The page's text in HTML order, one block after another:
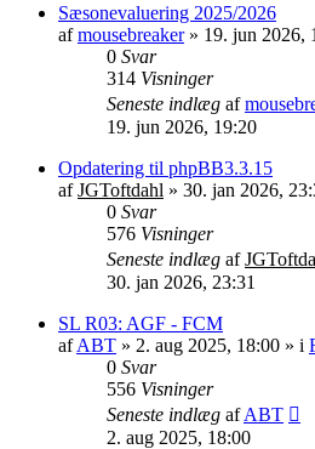
Sæsonevaluering 2025/2026
afmousebreaker» 19. jun 2026,
0 Svar
314 Visninger
Seneste indlæg af
19. jun 2026, 19:20
Opdatering til phpBB3.3.15
afJGToftdahl » 30. jan 2026,
0 Svar
576 Visninger
Seneste indlæg af
30. jan 2026, 23:31
SL R03: AGF - FCM
afABT » 2. aug 2025, 18:00 » i
0 Svar
556 Visninger
Seneste indlæg afABT
2. aug 2025, 18:00